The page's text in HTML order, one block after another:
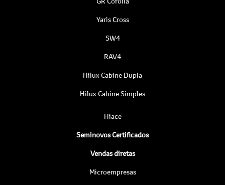
Yaris Cross
SW4
RAV4
Hilux Cabine Dupla
Hilux Cabine Simples
Hiace
Seminovos Certificados
Vendas diretas
Microempresas